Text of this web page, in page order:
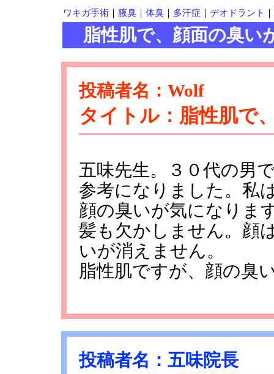
ワキガ手術 腋臭 体臭 多汗症 デオドラント
脂性肌で、顔面の臭い
投稿者名：Wolf
タイトル：脂性肌で
五味先生。３０代の男
参考になりました。私
顔の臭いが気になりま
髪も欠かしません。顔
いが消えません。
脂性肌ですが、顔の臭
投稿者名：五味院長